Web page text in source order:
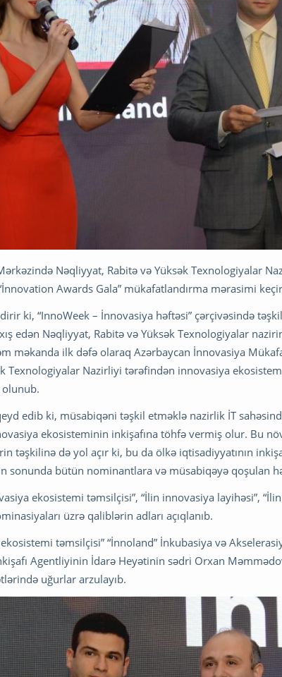
Nəqliyyat, Rabitə və Yüksək Texnologiyalar
“İnnovation Awards Gala” mükafatlandırma mərasimi
ki, “InnoWeek – İnnovasiya həftəsi” çərçivəsində
edən Nəqliyyat, Rabitə və Yüksək Texnologiyalar
məkanda ilk dəfə olaraq Azərbaycan İnnovasiya
Texnologiyalar Nazirliyi tərəfindən innovasiya
olunub.
edib ki, müsabiqəni təşkil etməklə nazirlik İT
ekosisteminin inkişafına töhfə vermiş olur. Bu
təşkilinə də yol açır ki, bu da ölkə iqtisadiyyatının
sonunda bütün nominantlara və müsabiqəyə qoşulan
ekosistemi təmsilçisi”, “İlin innovasiya layihəsi”,
üzrə qaliblərin adları açıqlanıb.
təmsilçisi” “İnnoland” İnkubasiya və
Agentliyinin İdarə Heyətinin sədri Orxan
uğurlar arzulayıb.